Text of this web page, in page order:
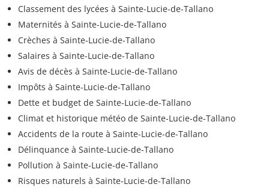
Classement des lycées à Sainte-Lucie-de-Tallano
Maternités à Sainte-Lucie-de-Tallano
Crèches à Sainte-Lucie-de-Tallano
Salaires à Sainte-Lucie-de-Tallano
Avis de décès à Sainte-Lucie-de-Tallano
Impôts à Sainte-Lucie-de-Tallano
Dette et budget de Sainte-Lucie-de-Tallano
Climat et historique météo de Sainte-Lucie-de-Tallano
Accidents de la route à Sainte-Lucie-de-Tallano
Délinquance à Sainte-Lucie-de-Tallano
Pollution à Sainte-Lucie-de-Tallano
Risques naturels à Sainte-Lucie-de-Tallano